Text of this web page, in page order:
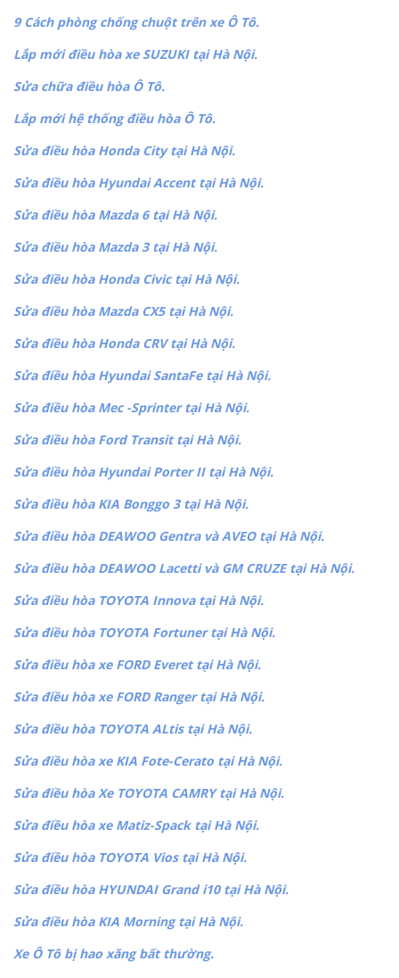
9 Cách phòng chống chuột trên xe Ô Tô.
Lắp mới điều hòa xe SUZUKI tại Hà Nội.
Sửa chữa điều hòa Ô Tô.
Lắp mới hệ thống điều hòa Ô Tô.
Sửa điều hòa Honda City tại Hà Nội.
Sửa điều hòa Hyundai Accent tại Hà Nội.
Sửa điều hòa Mazda 6 tại Hà Nội.
Sửa điều hòa Mazda 3 tại Hà Nội.
Sửa điều hòa Honda Civic tại Hà Nội.
Sửa điều hòa Mazda CX5 tại Hà Nội.
Sửa điều hòa Honda CRV tại Hà Nội.
Sửa điều hòa Hyundai SantaFe tại Hà Nội.
Sửa điều hòa Mec -Sprinter tại Hà Nội.
Sửa điều hòa Ford Transit tại Hà Nội.
Sửa điều hòa Hyundai Porter II tại Hà Nội.
Sửa điều hòa KIA Bonggo 3 tại Hà Nội.
Sửa điều hòa DEAWOO Gentra và AVEO tại Hà Nội.
Sửa điều hòa DEAWOO Lacetti và GM CRUZE tại Hà Nội.
Sửa điều hòa TOYOTA Innova tại Hà Nội.
Sửa điều hòa TOYOTA Fortuner tại Hà Nội.
Sửa điều hòa xe FORD Everet tại Hà Nội.
Sửa điều hòa xe FORD Ranger tại Hà Nội.
Sửa điều hòa TOYOTA ALtis tại Hà Nội.
Sửa điều hòa xe KIA Fote-Cerato tại Hà Nội.
Sửa điều hòa Xe TOYOTA CAMRY tại Hà Nội.
Sửa điều hòa xe Matiz-Spack tại Hà Nội.
Sửa điều hòa TOYOTA Vios tại Hà Nội.
Sửa điều hòa HYUNDAI Grand i10 tại Hà Nội.
Sửa điều hòa KIA Morning tại Hà Nội.
Xe Ô Tô bị hao xăng bất thường.